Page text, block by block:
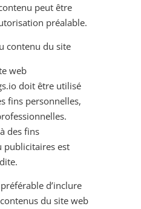
peut être
préalable.
contenu du site
web
doit être utilisé
fins personnelles,
des fins
publicitaires est
d’inclure
du site web